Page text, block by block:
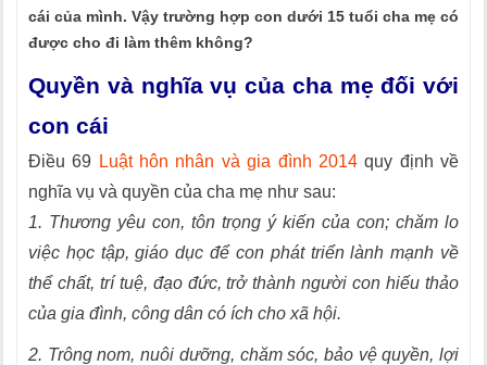
cái của mình. Vậy trường hợp con dưới 15 tuổi cha mẹ có
được cho đi làm thêm không?
Quyền và nghĩa vụ của cha mẹ đối với
con cái
Điều 69 Luật hôn nhân và gia đình 2014quy định về
nghĩa vụ và quyền của cha mẹ như sau:
1. Thương yêu con, tôn trọng ý kiến của con; chăm lo
việc học tập, giáo dục để con phát triển lành mạnh về
thể chất, trí tuệ, đạo đức, trở thành người con hiếu thảo
của gia đình, công dân có ích cho xã hội.
2. Trông nom, nuôi dưỡng, chăm sóc, bảo vệ quyền, lợi